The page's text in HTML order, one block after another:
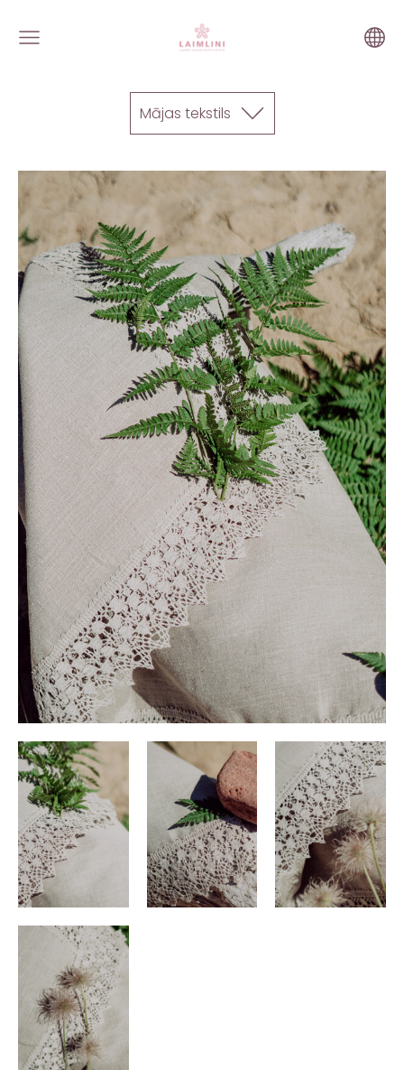
Mājas tekstils